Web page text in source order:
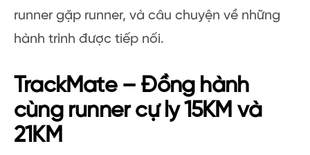
runner gặp runner, và câu chuyện về những
hành trình được tiếp nối.
TrackMate – Đồng hành
cùng runner cự ly 15KM và
21KM